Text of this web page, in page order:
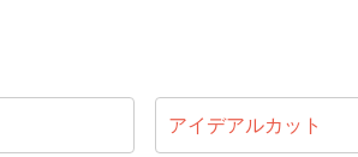
アイデアルカット